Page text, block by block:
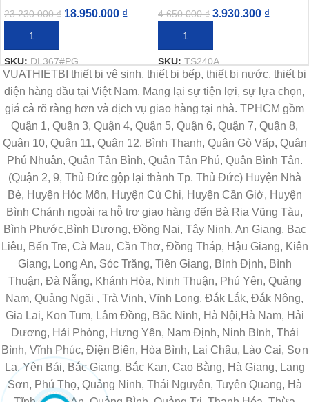
23.230.000₫ 18.950.000 ₫
THÊM VÀO GIỎ HÀNG
SKU:DL367#PG
4.650.000₫ 3.930.300 ₫
THÊM VÀO GIỎ HÀNG
SKU:TS240A
VUATHIETBI thiết bị vệ sinh, thiết bị bếp, thiết bị nước, thiết bị
điện hàng đầu tại Việt Nam. Mang lại sự tiện lợi, sự lựa chọn,
giá cả rõ ràng hơn và dịch vụ giao hàng tại nhà. TPHCM gồm
Quận 1, Quận 3, Quận 4, Quận 5, Quận 6, Quận 7, Quận 8,
Quận 10, Quận 11, Quận 12, Bình Thạnh, Quận Gò Vấp, Quận
Phú Nhuận, Quận Tân Bình, Quận Tân Phú, Quận Bình Tân.
(Quận 2, 9, Thủ Đức gộp lại thành Tp. Thủ Đức) Huyện Nhà
Bè, Huyện Hóc Môn, Huyện Củ Chi, Huyện Cần Giờ, Huyện
Bình Chánh ngoài ra hỗ trợ giao hàng đến Bà Rịa Vũng Tàu,
Bình Phước,Bình Dương, Đồng Nai, Tây Ninh, An Giang, Bạc
Liêu, Bến Tre, Cà Mau, Cần Thơ, Đồng Tháp, Hậu Giang, Kiên
Giang, Long An, Sóc Trăng, Tiền Giang, Bình Định, Bình
Thuận, Đà Nẵng, Khánh Hòa, Ninh Thuận, Phú Yên, Quảng
Nam, Quảng Ngãi , Trà Vinh, Vĩnh Long, Đắk Lắk, Đắk Nông,
Gia Lai, Kon Tum, Lâm Đồng, Bắc Ninh, Hà Nội,Hà Nam, Hải
Dương, Hải Phòng, Hưng Yên, Nam Định, Ninh Bình, Thái
Bình, Vĩnh Phúc, Điện Biên, Hòa Bình, Lai Châu, Lào Cai, Sơn
La, Yên Bái, Bắc Giang, Bắc Kạn, Cao Bằng, Hà Giang, Lạng
Sơn, Phú Thọ, Quảng Ninh, Thái Nguyên, Tuyên Quang, Hà